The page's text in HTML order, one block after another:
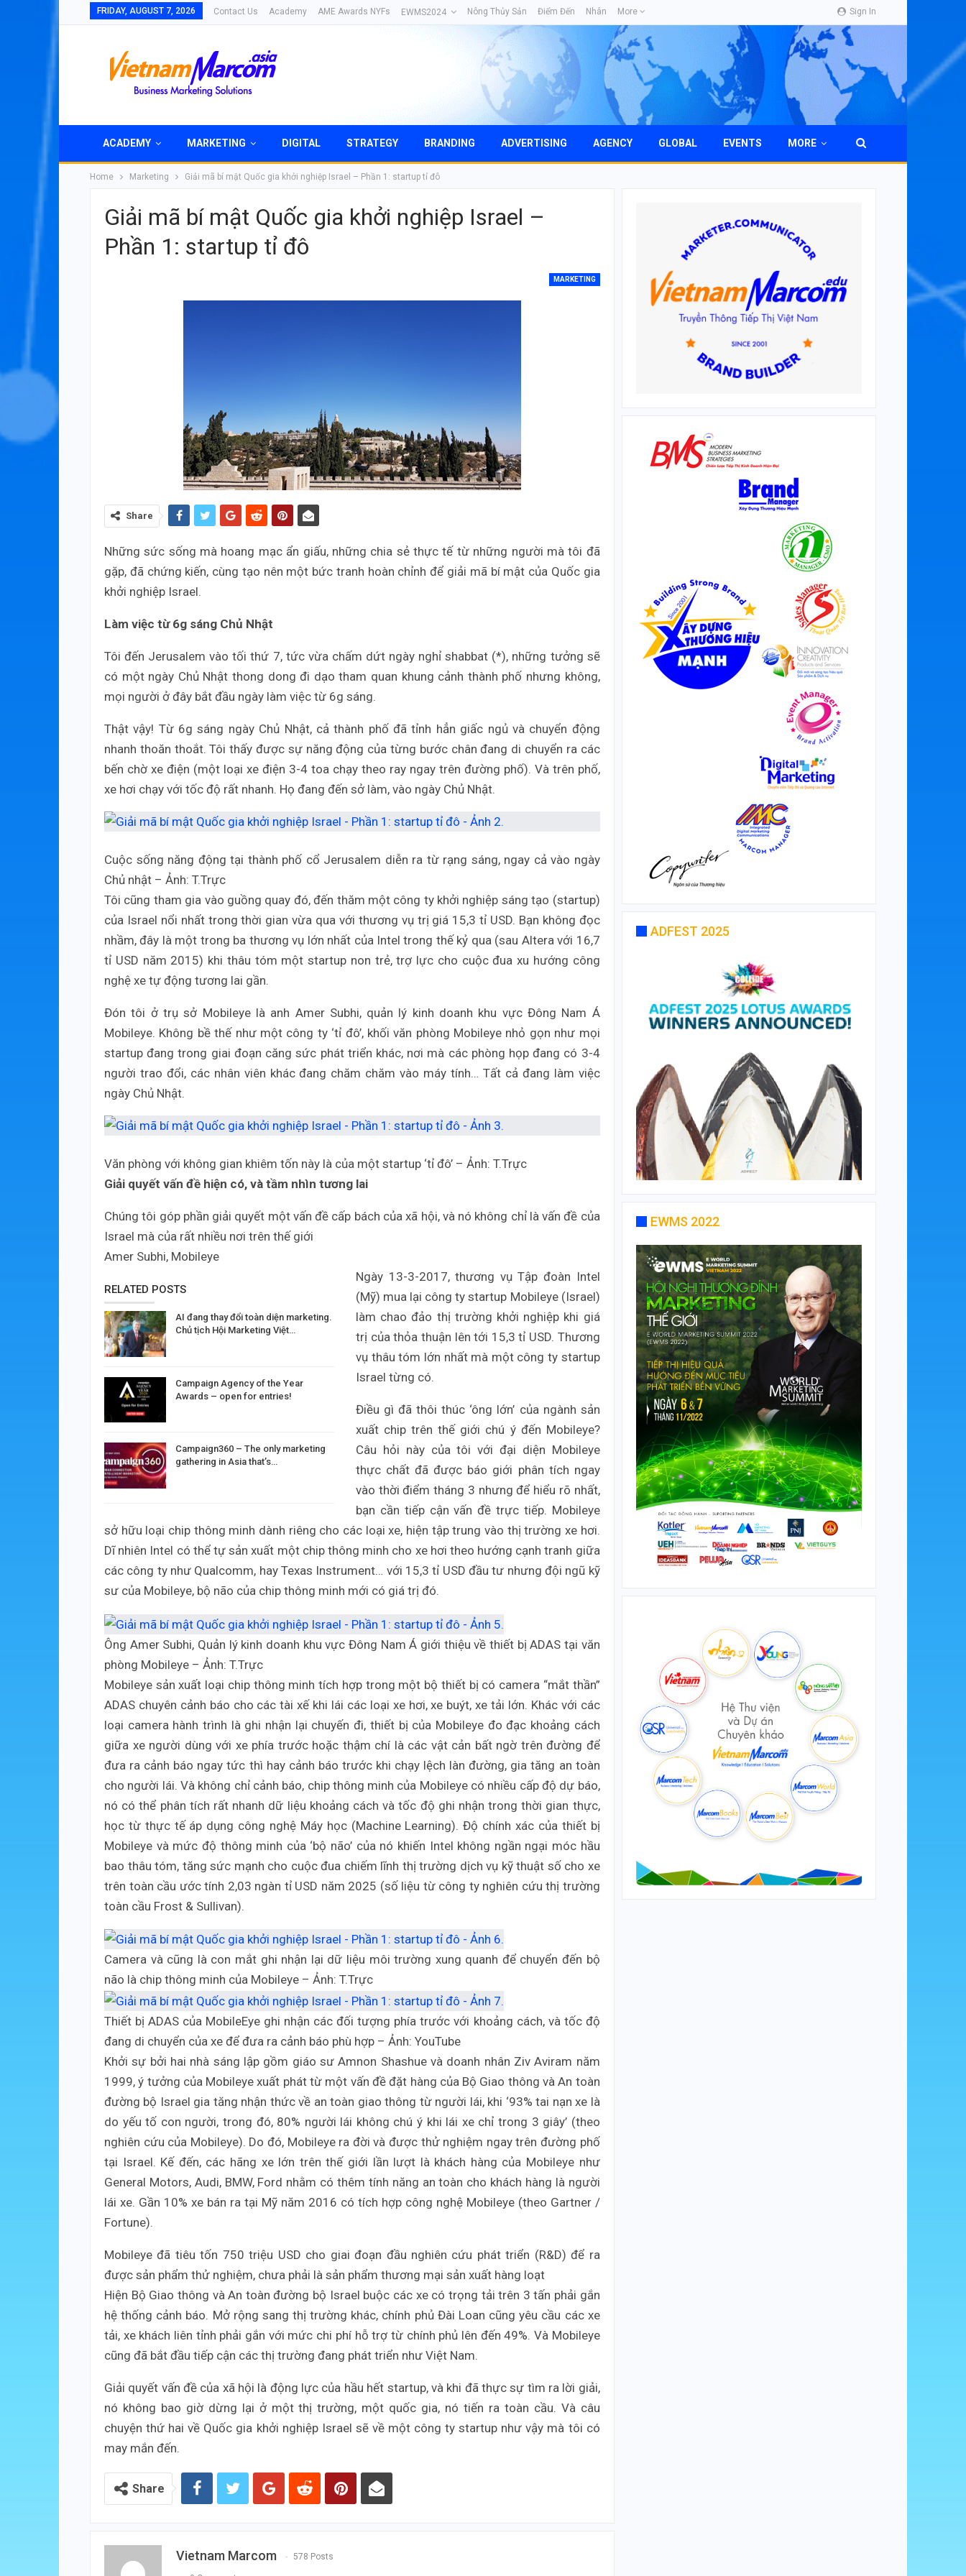
Sign In
FRIDAY, AUGUST 7, 2026 Contact Us Academy AME Awards NYFs EWMS2024 Nông Thủy Sản Điểm Đến Nhân More
ACADEMY MARKETING DIGITAL STRATEGY BRANDING ADVERTISING AGENCY GLOBAL EVENTS MORE
Home Marketing Giải mã bí mật Quốc gia khởi nghiệp Israel – Phần 1: startup tỉ đô
Giải mã bí mật Quốc gia khởi nghiệp Israel –
Phần 1: startup tỉ đô
MARKETING
Share
Những sức sống mà hoang mạc ẩn giấu, những chia sẻ thực tế từ những người mà tôi đã
gặp, đã chứng kiến, cùng tạo nên một bức tranh hoàn chỉnh để giải mã bí mật của Quốc gia
khởi nghiệp Israel.
Làm việc từ 6g sáng Chủ Nhật
Tôi đến Jerusalem vào tối thứ 7, tức vừa chấm dứt ngày nghỉ shabbat (*), những tưởng sẽ
có một ngày Chủ Nhật thong dong đi dạo tham quan khung cảnh thành phố nhưng không,
mọi người ở đây bắt đầu ngày làm việc từ 6g sáng.
Thật vậy! Từ 6g sáng ngày Chủ Nhật, cả thành phố đã tỉnh hẳn giấc ngủ và chuyển động
nhanh thoăn thoắt. Tôi thấy được sự năng động của từng bước chân đang di chuyển ra các
bến chờ xe điện (một loại xe điện 3-4 toa chạy theo ray ngay trên đường phố). Và trên phố,
xe hơi chạy với tốc độ rất nhanh. Họ đang đến sở làm, vào ngày Chủ Nhật.
Cuộc sống năng động tại thành phố cổ Jerusalem diễn ra từ rạng sáng, ngay cả vào ngày
Chủ nhật – Ảnh: T.Trực
Tôi cũng tham gia vào guồng quay đó, đến thăm một công ty khởi nghiệp sáng tạo (startup)
của Israel nổi nhất trong thời gian vừa qua với thương vụ trị giá 15,3 tỉ USD. Bạn không đọc
nhầm, đây là một trong ba thương vụ lớn nhất của Intel trong thế kỷ qua (sau Altera với 16,7
tỉ USD năm 2015) khi thâu tóm một startup non trẻ, trợ lực cho cuộc đua xu hướng công
nghệ xe tự động tương lai gần.
Đón tôi ở trụ sở Mobileye là anh Amer Subhi, quản lý kinh doanh khu vực Đông Nam Á
Mobileye. Không bề thế như một công ty ‘tỉ đô’, khối văn phòng Mobileye nhỏ gọn như mọi
startup đang trong giai đoạn căng sức phát triển khác, nơi mà các phòng họp đang có 3-4
người trao đổi, các nhân viên khác đang chăm chăm vào máy tính… Tất cả đang làm việc
ngày Chủ Nhật.
Văn phòng với không gian khiêm tốn này là của một startup ‘tỉ đô’ – Ảnh: T.Trực
Giải quyết vấn đề hiện có, và tầm nhìn tương lai
Chúng tôi góp phần giải quyết một vấn đề cấp bách của xã hội, và nó không chỉ là vấn đề của
Israel mà của rất nhiều nơi trên thế giới
Amer Subhi, Mobileye
RELATED POSTS
AI đang thay đổi toàn diện marketing.
Chủ tịch Hội Marketing Việt…
Campaign Agency of the Year
Awards – open for entries!
Campaign360 – The only marketing
gathering in Asia that’s…
Ngày 13-3-2017, thương vụ Tập đoàn Intel
(Mỹ) mua lại công ty startup Mobileye (Israel)
làm chao đảo thị trường khởi nghiệp khi giá
trị của thỏa thuận lên tới 15,3 tỉ USD. Thương
vụ thâu tóm lớn nhất mà một công ty startup
Israel từng có.
Điều gì đã thôi thúc ‘ông lớn’ của ngành sản
xuất chip trên thế giới chú ý đến Mobileye?
Câu hỏi này của tôi với đại diện Mobileye
thực chất đã được báo giới phân tích ngay
vào thời điểm tháng 3 nhưng để hiểu rõ nhất,
bạn cần tiếp cận vấn đề trực tiếp. Mobileye
sở hữu loại chip thông minh dành riêng cho các loại xe, hiện tập trung vào thị trường xe hơi.
Dĩ nhiên Intel có thể tự sản xuất một chip thông minh cho xe hơi theo hướng cạnh tranh giữa
các công ty như Qualcomm, hay Texas Instrument… với 15,3 tỉ USD đầu tư nhưng đội ngũ kỹ
sư của Mobileye, bộ não của chip thông minh mới có giá trị đó.
Ông Amer Subhi, Quản lý kinh doanh khu vực Đông Nam Á giới thiệu về thiết bị ADAS tại văn
phòng Mobileye – Ảnh: T.Trực
Mobileye sản xuất loại chip thông minh tích hợp trong một bộ thiết bị có camera “mắt thần”
ADAS chuyên cảnh báo cho các tài xế khi lái các loại xe hơi, xe buýt, xe tải lớn. Khác với các
loại camera hành trình là ghi nhận lại chuyến đi, thiết bị của Mobileye đo đạc khoảng cách
giữa xe người dùng với xe phía trước hoặc thậm chí là các vật cản bất ngờ trên đường để
đưa ra cảnh báo ngay tức thì hay cảnh báo trước khi chạy lệch làn đường, gia tăng an toàn
cho người lái. Và không chỉ cảnh báo, chip thông minh của Mobileye có nhiều cấp độ dự báo,
nó có thể phân tích rất nhanh dữ liệu khoảng cách và tốc độ ghi nhận trong thời gian thực,
học từ thực tế áp dụng công nghệ Máy học (Machine Learning). Độ chính xác của thiết bị
Mobileye và mức độ thông minh của ‘bộ não’ của nó khiến Intel không ngần ngại móc hầu
bao thâu tóm, tăng sức mạnh cho cuộc đua chiếm lĩnh thị trường dịch vụ kỹ thuật số cho xe
trên toàn cầu ước tính 2,03 ngàn tỉ USD năm 2025 (số liệu từ công ty nghiên cứu thị trường
toàn cầu Frost & Sullivan).
Camera và cũng là con mắt ghi nhận lại dữ liệu môi trường xung quanh để chuyển đến bộ
não là chip thông minh của Mobileye – Ảnh: T.Trực
Thiết bị ADAS của MobileEye ghi nhận các đối tượng phía trước với khoảng cách, và tốc độ
đang di chuyển của xe để đưa ra cảnh báo phù hợp – Ảnh: YouTube
Khởi sự bởi hai nhà sáng lập gồm giáo sư Amnon Shashue và doanh nhân Ziv Aviram năm
1999, ý tưởng của Mobileye xuất phát từ một vấn đề đặt hàng của Bộ Giao thông và An toàn
đường bộ Israel gia tăng nhận thức về an toàn giao thông từ người lái, khi ‘93% tai nạn xe là
do yếu tố con người, trong đó, 80% người lái không chú ý khi lái xe chỉ trong 3 giây’ (theo
nghiên cứu của Mobileye). Do đó, Mobileye ra đời và được thử nghiệm ngay trên đường phố
tại Israel. Kế đến, các hãng xe lớn trên thế giới lần lượt là khách hàng của Mobileye như
General Motors, Audi, BMW, Ford nhằm có thêm tính năng an toàn cho khách hàng là người
lái xe. Gần 10% xe bán ra tại Mỹ năm 2016 có tích hợp công nghệ Mobileye (theo Gartner /
Fortune).
Mobileye đã tiêu tốn 750 triệu USD cho giai đoạn đầu nghiên cứu phát triển (R&D) để ra
được sản phẩm thử nghiệm, chưa phải là sản phẩm thương mại sản xuất hàng loạt
Hiện Bộ Giao thông và An toàn đường bộ Israel buộc các xe có trọng tải trên 3 tấn phải gắn
hệ thống cảnh báo. Mở rộng sang thị trường khác, chính phủ Đài Loan cũng yêu cầu các xe
tải, xe khách liên tỉnh phải gắn với mức chi phí hỗ trợ từ chính phủ lên đến 49%. Và Mobileye
cũng đã bắt đầu tiếp cận các thị trường đang phát triển như Việt Nam.
Giải quyết vấn đề của xã hội là động lực của hầu hết startup, và khi đã thực sự tìm ra lời giải,
nó không bao giờ dừng lại ở một thị trường, một quốc gia, nó tiến ra toàn cầu. Và câu
chuyện thứ hai về Quốc gia khởi nghiệp Israel sẽ về một công ty startup như vậy mà tôi có
may mắn đến.
Share
Vietnam Marcom 578 Posts
ADFEST 2025
EWMS 2022